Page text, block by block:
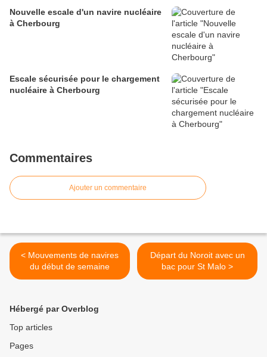
Nouvelle escale d'un navire nucléaire
à Cherbourg
Escale sécurisée pour le chargement
nucléaire à Cherbourg
Commentaires
Ajouter un commentaire
< Mouvements de navires
du début de semaine
Départ du Noroit avec un
bac pour St Malo >
Hébergé par Overblog
Top articles
Pages